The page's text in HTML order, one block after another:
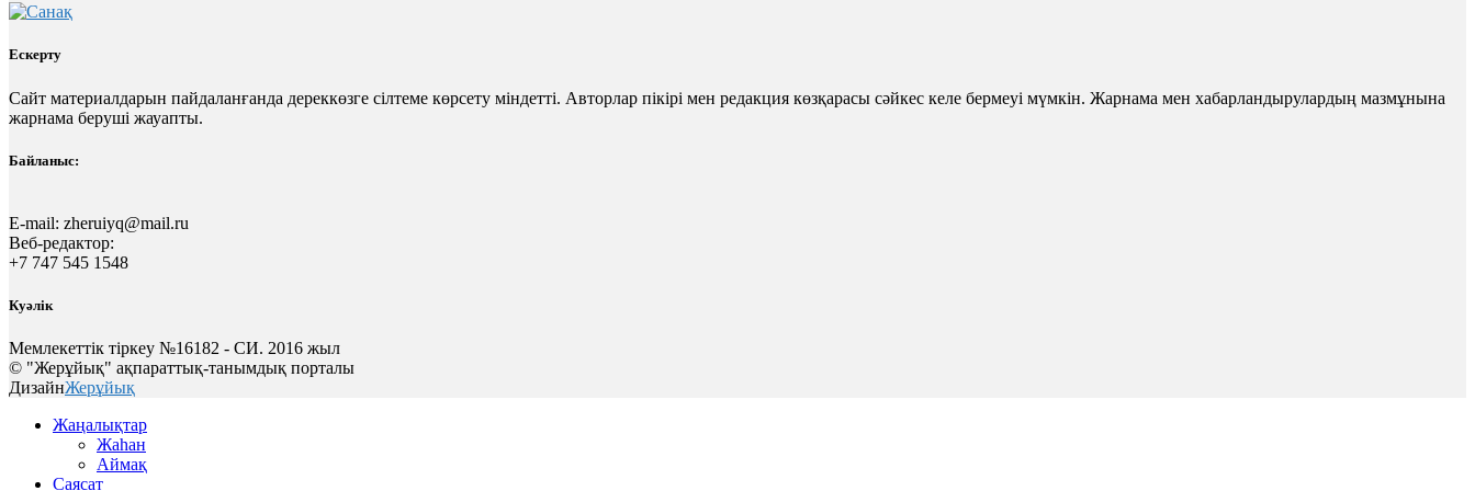
Ескерту
Сайт материалдарын пайдаланғанда дереккөзге сілтеме көрсету міндетті. Авторлар пікірі мен редакция көзқарасы сәйкес келе бермеуі мүмкін. Жарнама мен хабарландырулардың мазмұнына
жарнама беруші жауапты.
Байланыс:
E-mail: zheruiyq@mail.ru
Веб-редактор:
+7 747 545 1548
Куәлік
Мемлекеттік тіркеу №16182 - СИ. 2016 жыл
© "Жерұйық" ақпараттық-танымдық порталы
ДизайнЖерұйық
Жаңалықтар
Жаһан
Аймақ
Саясат